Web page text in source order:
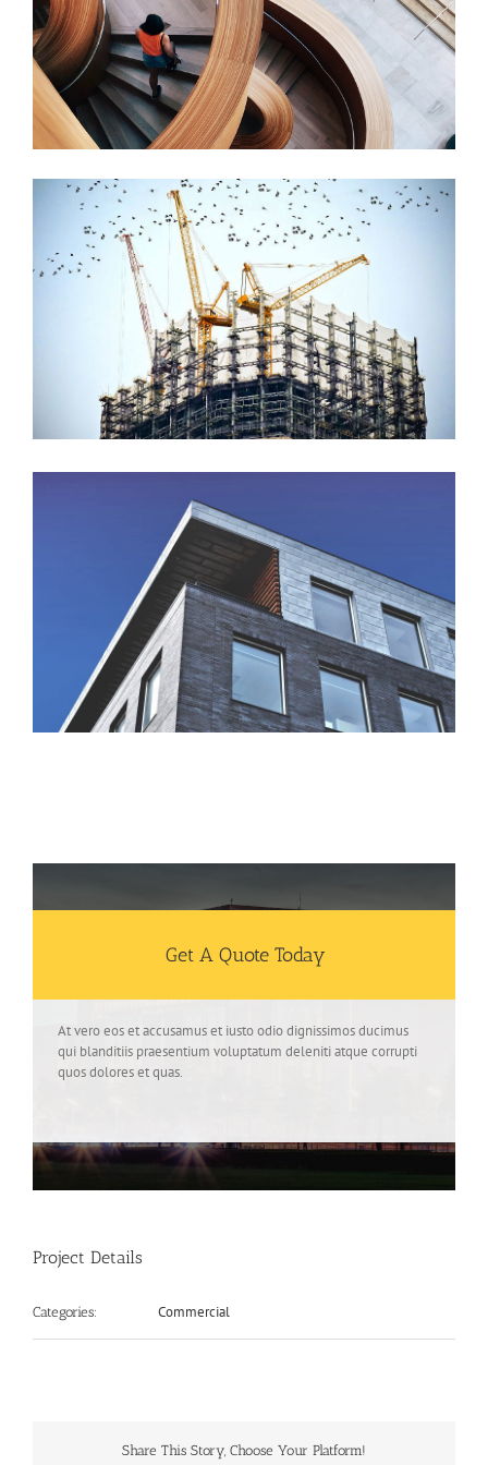
Get A Quote Today
At vero eos et accusamus et iusto odio dignissimos ducimus
qui blanditiis praesentium voluptatum deleniti atque corrupti
quos dolores et quas.
Project Details
Categories: Commercial
Share This Story, Choose Your Platform!